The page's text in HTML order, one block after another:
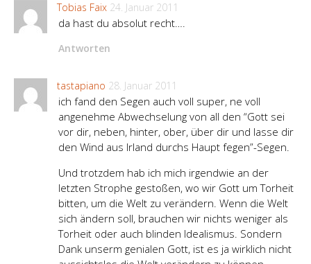
Tobias Faix 24. Januar 2011
da hast du absolut recht….
Antworten
tastapiano 28. Januar 2011
ich fand den Segen auch voll super, ne voll
angenehme Abwechselung von all den “Gott sei
vor dir, neben, hinter, ober, über dir und lasse dir
den Wind aus Irland durchs Haupt fegen”-Segen.
Und trotzdem hab ich mich irgendwie an der
letzten Strophe gestoßen, wo wir Gott um Torheit
bitten, um die Welt zu verändern. Wenn die Welt
sich ändern soll, brauchen wir nichts weniger als
Torheit oder auch blinden Idealismus. Sondern
Dank unserm genialen Gott, ist es ja wirklich nicht